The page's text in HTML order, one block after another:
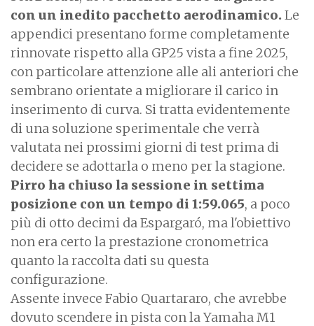
con un inedito pacchetto aerodinamico. Le
appendici presentano forme completamente
rinnovate rispetto alla GP25 vista a fine 2025,
con particolare attenzione alle ali anteriori che
sembrano orientate a migliorare il carico in
inserimento di curva. Si tratta evidentemente
di una soluzione sperimentale che verrà
valutata nei prossimi giorni di test prima di
decidere se adottarla o meno per la stagione.
Pirro ha chiuso la sessione in settima
posizione con un tempo di 1:59.065, a poco
più di otto decimi da Espargaró, ma l'obiettivo
non era certo la prestazione cronometrica
quanto la raccolta dati su questa
configurazione.
Assente invece Fabio Quartararo, che avrebbe
dovuto scendere in pista con la Yamaha M1